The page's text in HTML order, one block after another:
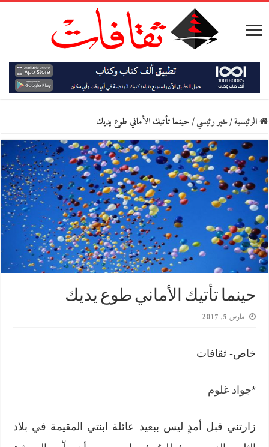
الرئيسية/خبر رئيسي/حينما تأتيك الأماني طوع يديك
حينما تأتيك الأماني طوع يديك
مارس 5, 2017
خاص- ثقافات
*جواد غلوم
زارتني قبل أمدٍ ليس ببعيد عائلة ابنتي المقيمة في بلاد